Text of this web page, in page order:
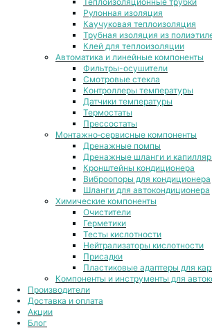
Рулонная изоляция
Каучуковая теплоизоляция
Трубная изоляция из
Клей для теплоизоляции
Автоматика и линейные компоненты
Фильтры-осушители
Смотровые стекла
Контроллеры температуры
Датчики температуры
Термостаты
Прессостаты
Монтажно‑сервисные компоненты
Дренажные помпы
Дренажные шланги и
Кронштейны кондиционера
Виброопоры для кондиционера
Шланги для автокондиционера
Химические компоненты
Очистители
Герметики
Тесты кислотности
Нейтрализаторы кислотности
Присадки
Пластиковые адаптеры для
Компоненты и инструменты для
Производители
Доставка и оплата
Акции
Блог